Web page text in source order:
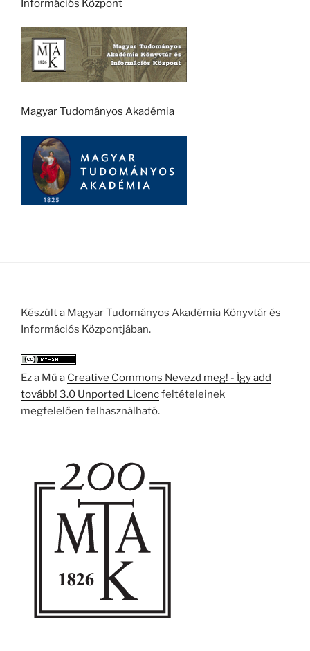
Információs Központ
Magyar Tudományos Akadémia
Készült a Magyar Tudományos Akadémia Könyvtár és
Információs Központjában.
Ez a Mű a Creative Commons Nevezd meg! - Így add
tovább! 3.0 Unported Licencfeltételeinek
megfelelően felhasználható.